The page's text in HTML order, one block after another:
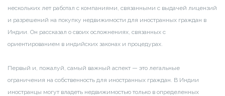
нескольких лет работал с компаниями, связанными с выдачей лицензий
и разрешений на покупку недвижимости для иностранных граждан в
Индии. Он рассказал о своих осложнениях, связанных с
ориентированием в индийских законах и процедурах.
Первый и, пожалуй, самый важный аспект — это легальные
ограничения на собственность для иностранных граждан. В Индии
иностранцы могут владеть недвижимостью только в определенных